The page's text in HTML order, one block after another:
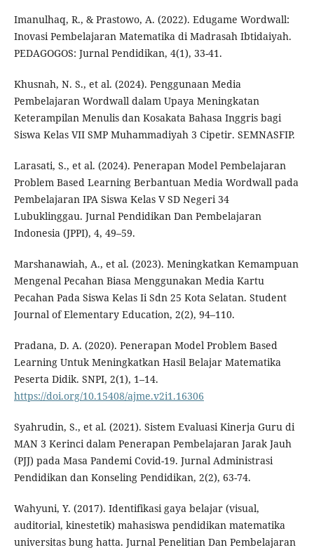
Imanulhaq, R., & Prastowo, A. (2022). Edugame Wordwall:
Inovasi Pembelajaran Matematika di Madrasah Ibtidaiyah.
PEDAGOGOS: Jurnal Pendidikan, 4(1), 33-41.
Khusnah, N. S., et al. (2024). Penggunaan Media
Pembelajaran Wordwall dalam Upaya Meningkatan
Keterampilan Menulis dan Kosakata Bahasa Inggris bagi
Siswa Kelas VII SMP Muhammadiyah 3 Cipetir. SEMNASFIP.
Larasati, S., et al. (2024). Penerapan Model Pembelajaran
Problem Based Learning Berbantuan Media Wordwall pada
Pembelajaran IPA Siswa Kelas V SD Negeri 34
Lubuklinggau. Jurnal Pendidikan Dan Pembelajaran
Indonesia (JPPI), 4, 49–59.
Marshanawiah, A., et al. (2023). Meningkatkan Kemampuan
Mengenal Pecahan Biasa Menggunakan Media Kartu
Pecahan Pada Siswa Kelas Ii Sdn 25 Kota Selatan. Student
Journal of Elementary Education, 2(2), 94–110.
Pradana, D. A. (2020). Penerapan Model Problem Based
Learning Untuk Meningkatkan Hasil Belajar Matematika
Peserta Didik. SNPI, 2(1), 1–14.
https://doi.org/10.15408/ajme.v2i1.16306
Syahrudin, S., et al. (2021). Sistem Evaluasi Kinerja Guru di
MAN 3 Kerinci dalam Penerapan Pembelajaran Jarak Jauh
(PJJ) pada Masa Pandemi Covid-19. Jurnal Administrasi
Pendidikan dan Konseling Pendidikan, 2(2), 63-74.
Wahyuni, Y. (2017). Identifikasi gaya belajar (visual,
auditorial, kinestetik) mahasiswa pendidikan matematika
universitas bung hatta. Jurnal Penelitian Dan Pembelajaran